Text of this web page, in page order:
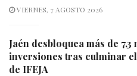
VIERNES, 7 AGOSTO 2026
Jaén desbloquea más de
inversiones tras culminar
de IFEJA